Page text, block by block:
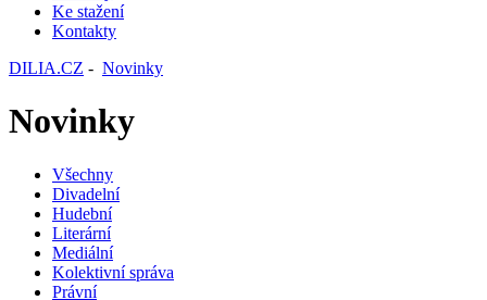
Ke stažení
Kontakty
DILIA.CZ - Novinky
Novinky
Všechny
Divadelní
Hudební
Literární
Mediální
Kolektivní správa
Právní